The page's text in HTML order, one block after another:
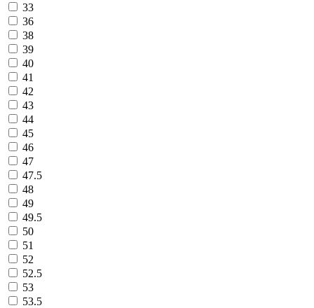
33
36
38
39
40
41
42
43
44
45
46
47
47.5
48
49
49.5
50
51
52
52.5
53
53.5